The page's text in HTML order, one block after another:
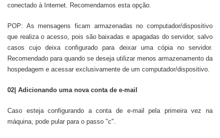
conectado à Internet. Recomendamos esta opção.
POP: As mensagens ficam armazenadas no computador/dispositivo
que realiza o acesso, pois são baixadas e apagadas do servidor, salvo
casos cujo deixa configurado para deixar uma cópia no servidor.
Recomendado para quando se deseja utilizar menos armazenamento da
hospedagem e acessar exclusivamente de um computador/dispositivo.
02| Adicionando uma nova conta de e-mail
Caso esteja configurando a conta de e-mail pela primeira vez na
máquina, pode pular para o passo "c".